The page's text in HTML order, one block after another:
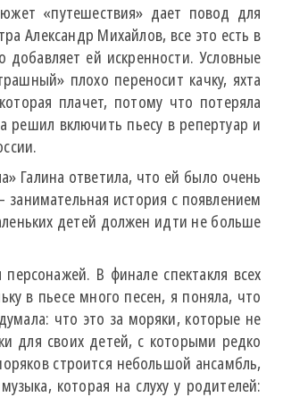
«путешествия» дает повод для
Александр Михайлов, все это есть в
ей искренности. Условные
плохо переносит качку, яхта
плачет, потому что потеряла
решил включить пьесу в репертуар и
Галина ответила, что ей было очень
история с появлением
детей должен идти не больше
В финале спектакля всех
в пьесе много песен, я поняла, что
что это за моряки, которые не
для своих детей, с которыми редко
строится небольшой ансамбль,
которая на слуху у родителей: